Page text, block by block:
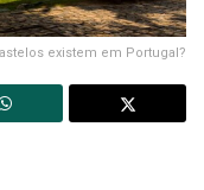
existem em Portugal?